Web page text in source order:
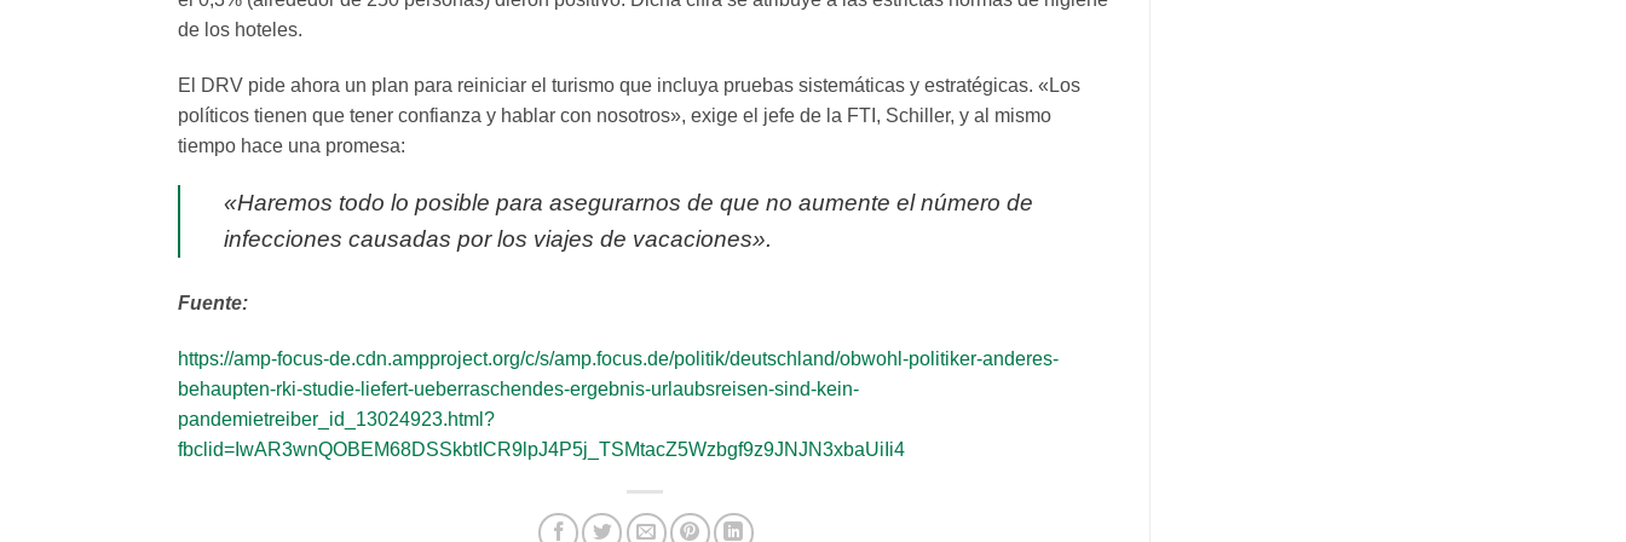
de los hoteles.
El DRV pide ahora un plan para reiniciar el turismo que incluya pruebas sistemáticas y estratégicas. «Los
políticos tienen que tener confianza y hablar con nosotros», exige el jefe de la FTI, Schiller, y al mismo
tiempo hace una promesa:
«Haremos todo lo posible para asegurarnos de que no aumente el número de
infecciones causadas por los viajes de vacaciones».
Fuente:
https://amp-focus-de.cdn.ampproject.org/c/s/amp.focus.de/politik/deutschland/obwohl-politiker-anderes-
behaupten-rki-studie-liefert-ueberraschendes-ergebnis-urlaubsreisen-sind-kein-
pandemietreiber_id_13024923.html?
fbclid=IwAR3wnQOBEM68DSSkbtICR9lpJ4P5j_TSMtacZ5Wzbgf9z9JNJN3xbaUiIi4